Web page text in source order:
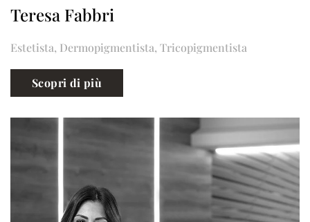
Teresa Fabbri
Estetista, Dermopigmentista, Tricopigmentista
Scopri di più